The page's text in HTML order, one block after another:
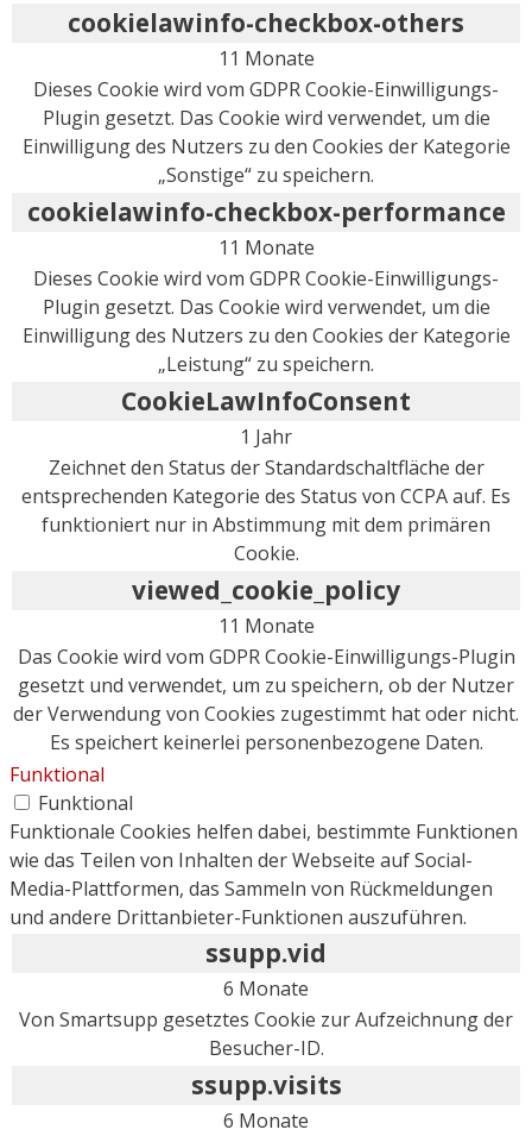
cookielawinfo-checkbox-others
11 Monate
Dieses Cookie wird vom GDPR Cookie-Einwilligungs-
Plugin gesetzt. Das Cookie wird verwendet, um die
Einwilligung des Nutzers zu den Cookies der Kategorie
„Sonstige“ zu speichern.
cookielawinfo-checkbox-performance
11 Monate
Dieses Cookie wird vom GDPR Cookie-Einwilligungs-
Plugin gesetzt. Das Cookie wird verwendet, um die
Einwilligung des Nutzers zu den Cookies der Kategorie
„Leistung“ zu speichern.
CookieLawInfoConsent
1 Jahr
Zeichnet den Status der Standardschaltfläche der
entsprechenden Kategorie des Status von CCPA auf. Es
funktioniert nur in Abstimmung mit dem primären
Cookie.
viewed_cookie_policy
11 Monate
Das Cookie wird vom GDPR Cookie-Einwilligungs-Plugin
gesetzt und verwendet, um zu speichern, ob der Nutzer
der Verwendung von Cookies zugestimmt hat oder nicht.
Es speichert keinerlei personenbezogene Daten.
Funktional
Funktional
Funktionale Cookies helfen dabei, bestimmte Funktionen
wie das Teilen von Inhalten der Webseite auf Social-
Media-Plattformen, das Sammeln von Rückmeldungen
und andere Drittanbieter-Funktionen auszuführen.
ssupp.vid
6 Monate
Von Smartsupp gesetztes Cookie zur Aufzeichnung der
Besucher-ID.
ssupp.visits
6 Monate